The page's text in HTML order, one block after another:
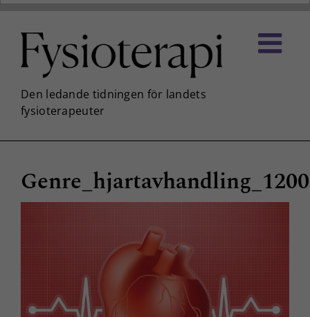
innehållet
Genre_hjartavhandling_1200